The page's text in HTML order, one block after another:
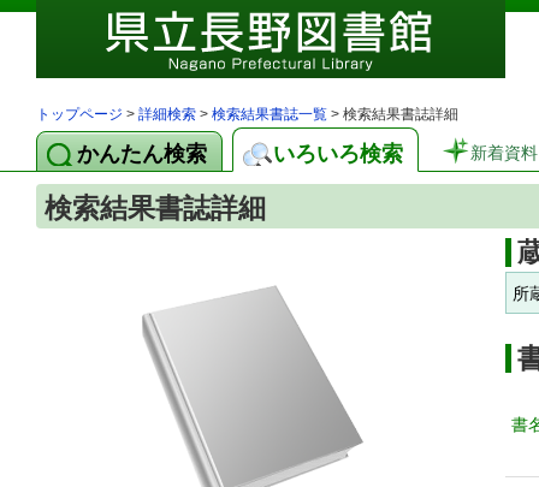
トップページ > 詳細検索 > 検索結果書誌一覧 > 検索結果書誌詳細
かんたん検索 いろいろ検索 新着資料
検索結果書誌詳細
所
書